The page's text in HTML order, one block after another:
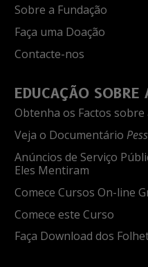
Sobre a Fundação
Faça uma Doação
Contacte-nos
EDUCAÇÃO SOBRE
Obtenha os Factos sobre
Veja o Documentário
Anúncios de Serviço
Eles Mentiram
Comece Cursos On-line
Comece este Curso
Faça Download dos